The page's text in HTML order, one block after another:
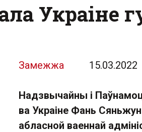
Украіне
Замежжа 15.03.2022
Надзвычайны і
ва Украіне Фань
абласной ваеннай